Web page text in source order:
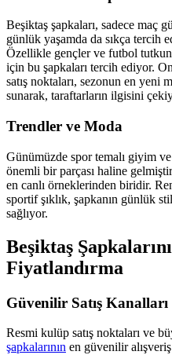
Beşiktaş şapkaları, sadece maç
günlük yaşamda da sıkça tercih
Özellikle gençler ve futbol
için bu şapkaları tercih ediyor.
satış noktaları, sezonun en yeni
sunarak, taraftarların ilgisini
Trendler ve Moda
Günümüzde spor temalı giyim ve
önemli bir parçası haline
en canlı örneklerinden biridir.
sportif şıklık, şapkanın günlük
sağlıyor.
Beşiktaş
Fiyatlandırma
Güvenilir Satış Kanalları
Resmi kulüp satış noktaları ve
şapkalarının en güvenilir